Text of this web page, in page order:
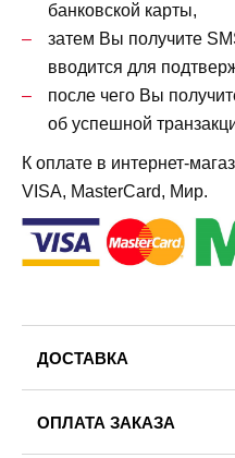
ДОСТАВКА
ОПЛАТА ЗАКАЗА
банковской карты,
затем Вы получите
вводится для
после чего Вы
об успешной
К оплате в интернет-
VISA, MasterCard, Мир.